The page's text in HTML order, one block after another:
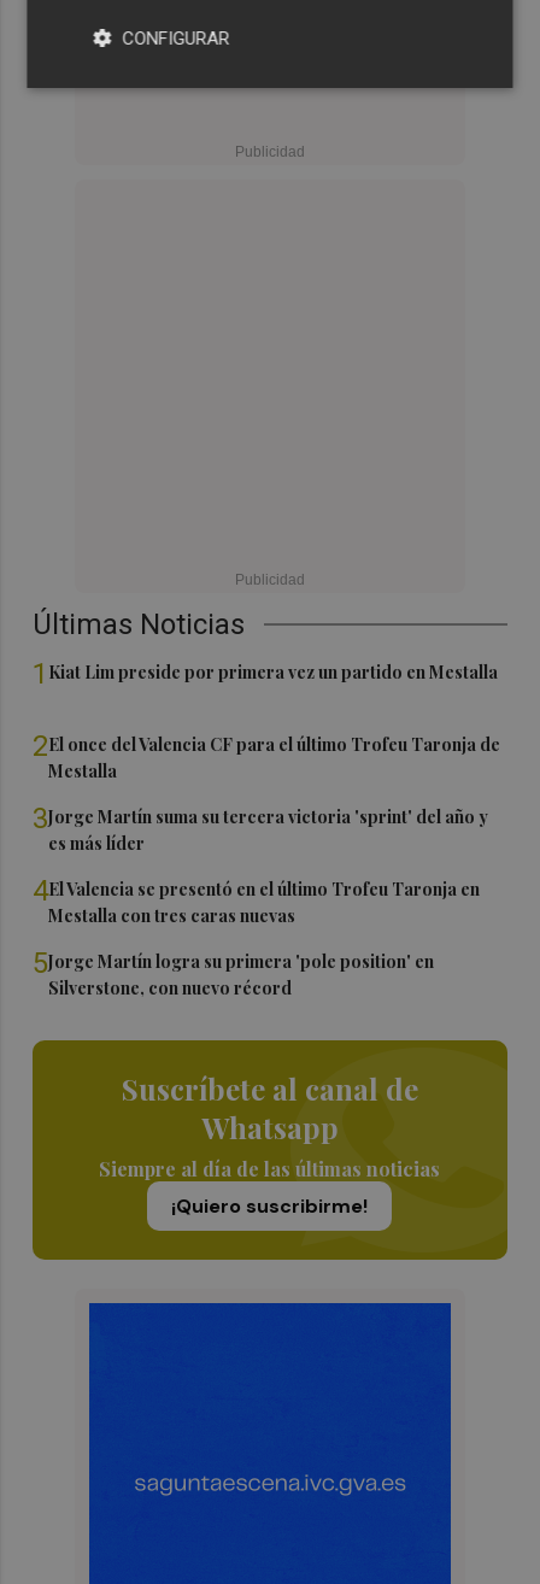
Últimas Noticias
1 Kiat Lim preside por primera vez un partido en Mestalla
2El once del Valencia CF para el último Trofeu Taronja de
Mestalla
3Jorge Martín suma su tercera victoria 'sprint' del año y
es más líder
4El Valencia se presentó en el último Trofeu Taronja en
Mestalla con tres caras nuevas
5Jorge Martín logra su primera 'pole position' en
Silverstone, con nuevo récord
Suscríbete al canal de
Whatsapp
Siempre al día de las últimas noticias
¡Quiero suscribirme!
CONFIGURAR